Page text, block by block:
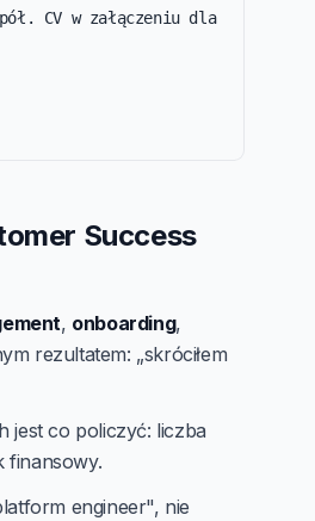
CV w załączeniu dla
Success
, onboarding,
rezultatem: „skróciłem
jest co policzyć: liczba
finansowy.
engineer", nie